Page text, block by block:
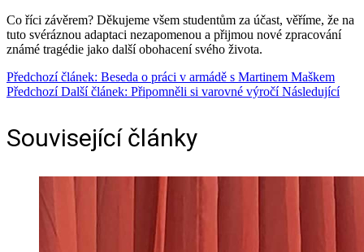
Co říci závěrem? Děkujeme všem studentům za účast, věříme, že na
tuto svéráznou adaptaci nezapomenou a přijmou nové zpracování
známé tragédie jako další obohacení svého života.
Předchozí článek: Beseda o práci v armádě s Martinem Maškem
Předchozí Další článek: Připomněli si varovné výročíNásledující
Související články